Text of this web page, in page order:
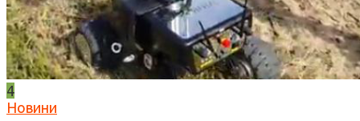
4
Новини